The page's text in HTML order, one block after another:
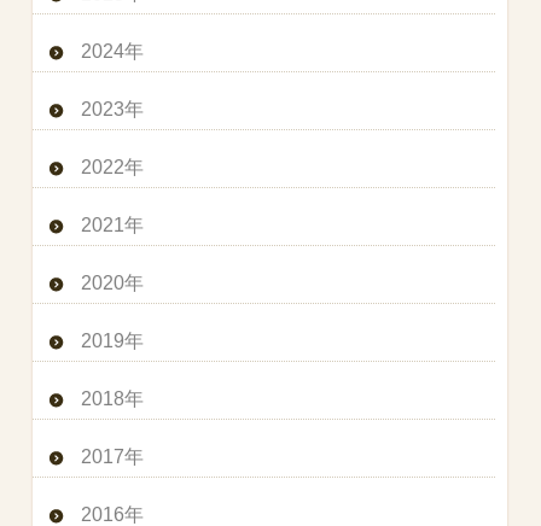
2024年
2023年
2022年
2021年
2020年
2019年
2018年
2017年
2016年